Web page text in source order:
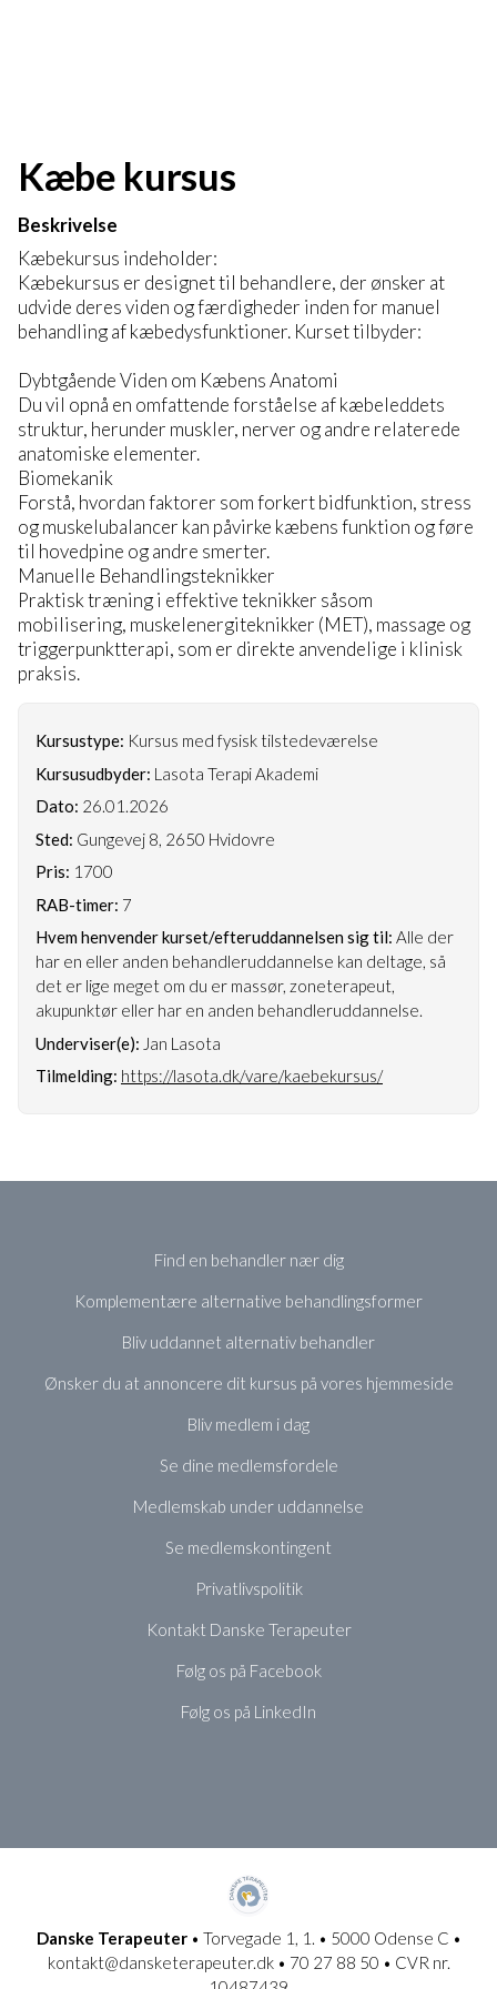
Kæbe kursus
Beskrivelse
Kæbekursus indeholder:
Kæbekursus er designet til behandlere, der ønsker at
udvide deres viden og færdigheder inden for manuel
behandling af kæbedysfunktioner. Kurset tilbyder:
Dybtgående Viden om Kæbens Anatomi
Du vil opnå en omfattende forståelse af kæbeleddets
struktur, herunder muskler, nerver og andre relaterede
anatomiske elementer.
Biomekanik
Forstå, hvordan faktorer som forkert bidfunktion, stress
og muskelubalancer kan påvirke kæbens funktion og føre
til hovedpine og andre smerter.
Manuelle Behandlingsteknikker
Praktisk træning i effektive teknikker såsom
mobilisering, muskelenergiteknikker (MET), massage og
triggerpunktterapi, som er direkte anvendelige i klinisk
praksis.
Kursustype: Kursus med fysisk tilstedeværelse
Kursusudbyder: Lasota Terapi Akademi
Dato: 26.01.2026
Sted: Gungevej 8, 2650 Hvidovre
Pris: 1700
RAB-timer: 7
Hvem henvender kurset/efteruddannelsen sig til: Alle der
har en eller anden behandleruddannelse kan deltage, så
det er lige meget om du er massør, zoneterapeut,
akupunktør eller har en anden behandleruddannelse.
Underviser(e): Jan Lasota
Tilmelding: https://lasota.dk/vare/kaebekursus/
Find en behandler nær dig
Komplementære alternative behandlingsformer
Bliv uddannet alternativ behandler
Ønsker du at annoncere dit kursus på vores hjemmeside
Bliv medlem i dag
Se dine medlemsfordele
Medlemskab under uddannelse
Se medlemskontingent
Privatlivspolitik
Kontakt Danske Terapeuter
Følg os på Facebook
Følg os på LinkedIn
Danske Terapeuter• Torvegade 1, 1. • 5000 Odense C •
kontakt@dansketerapeuter.dk • 70 27 88 50 • CVR nr.